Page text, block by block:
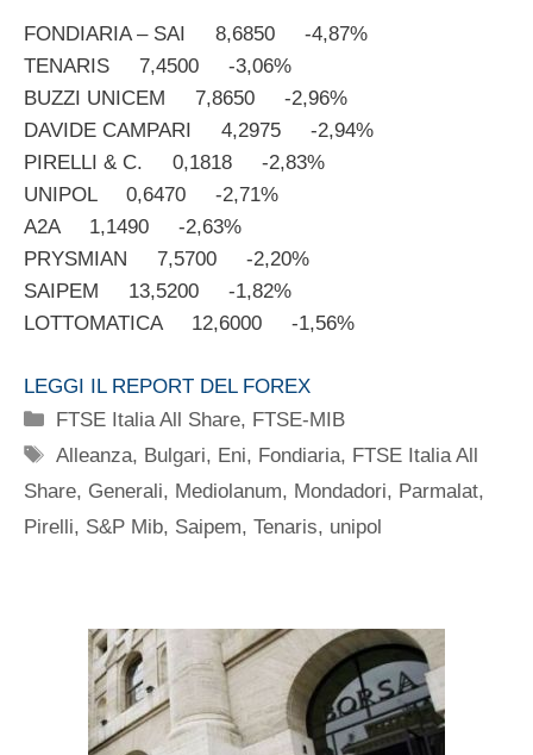
FONDIARIA – SAI 8,6850 -4,87%
TENARIS 7,4500 -3,06%
BUZZI UNICEM 7,8650 -2,96%
DAVIDE CAMPARI 4,2975 -2,94%
PIRELLI & C. 0,1818 -2,83%
UNIPOL 0,6470 -2,71%
A2A 1,1490 -2,63%
PRYSMIAN 7,5700 -2,20%
SAIPEM 13,5200 -1,82%
LOTTOMATICA 12,6000 -1,56%
LEGGI IL REPORT DEL FOREX
Categorie
FTSE Italia All Share, FTSE-MIB
Tag
Alleanza, Bulgari, Eni, Fondiaria, FTSE Italia All
Share, Generali, Mediolanum, Mondadori, Parmalat,
Pirelli, S&P Mib, Saipem, Tenaris, unipol